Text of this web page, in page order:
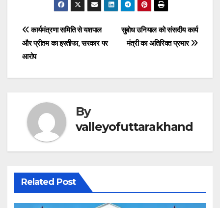
b
o
s
A
p
gr
a
m
e
dI
n
e
n
g
er
st
a
d
ar
e
Post
navigation
सुबोध उनियाल को संसदीय कार्य
मंत्री का अतिरिक्त प्रभार
कार्यमंत्रणा समिति से यशपाल
और प्रीतम का इस्तीफा, सरकार पर
आरोप
By
valleyofuttarakhand
Related Post